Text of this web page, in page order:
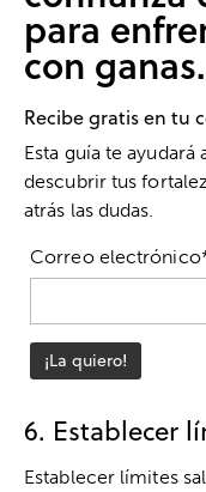
para
con ganas.
Recibe gratis en tu
Esta guía te
descubrir tus
atrás las dudas.
Correo
6. Establecer
Establecer límites